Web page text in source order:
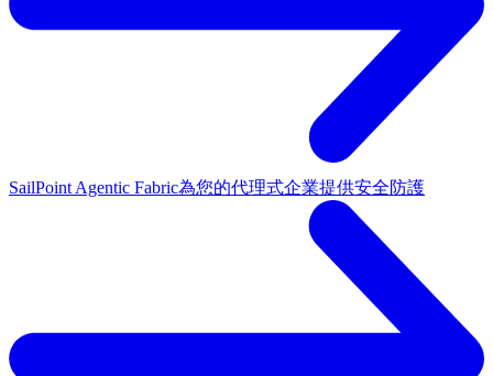
SailPoint Agentic Fabric為您的代理式企業提供安全防護